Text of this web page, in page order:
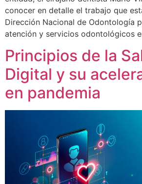
conocer en detalle el trabajo que
Dirección Nacional de Odontología
atención y servicios odontológicos
Principios de la
Digital y su
en pandemia